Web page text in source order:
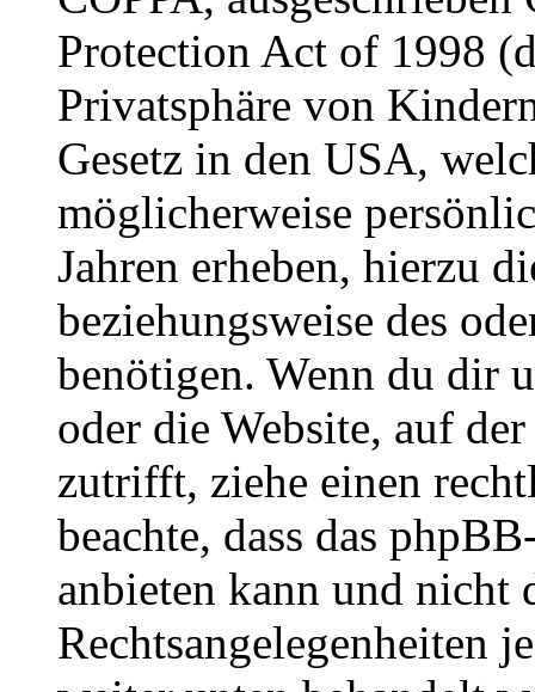
Protection Act of 1998
Privatsphäre von
Gesetz in den USA,
möglicherweise
Jahren erheben, hierzu
beziehungsweise des
benötigen. Wenn du dir
oder die Website, auf
zutrifft, ziehe einen
beachte, dass das
anbieten kann und nicht
Rechtsangelegenheiten